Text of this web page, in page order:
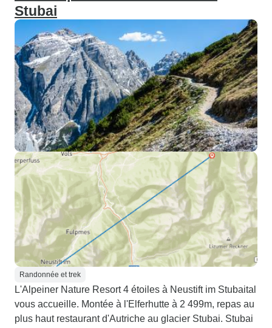
Stubai
Randonnée et trek
L'Alpeiner Nature Resort 4 étoiles à Neustift im Stubaital
vous accueille. Montée à l'Elferhutte à 2 499m, repas au
plus haut restaurant d'Autriche au glacier Stubai. Stubai